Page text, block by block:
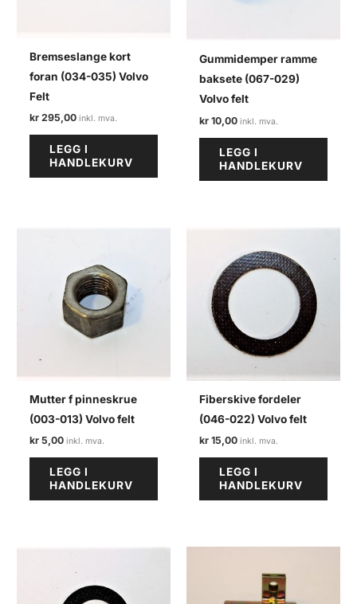
Bremseslange kort
foran (034-035) Volvo
Felt
kr 295,00
LEGG I
HANDLEKURV
Gummidemper ramme
baksete (067-029)
Volvo felt
kr 10,00
LEGG I
HANDLEKURV
Mutter f pinneskrue
(003-013) Volvo felt
kr 5,00
LEGG I
HANDLEKURV
Fiberskive fordeler
(046-022) Volvo felt
kr 15,00
LEGG I
HANDLEKURV